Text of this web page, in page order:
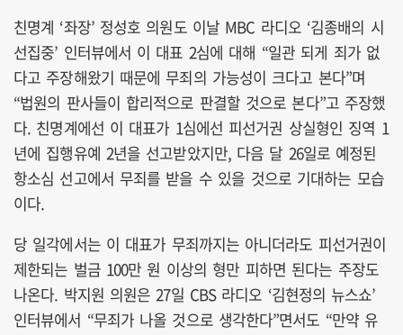
친명계 ‘좌장’ 정성호 의원도 이날 MBC 라디오 ‘김종배의 시
선집중’ 인터뷰에서 이 대표 2심에 대해 “일관 되게 죄가 없
다고 주장해왔기 때문에 무죄의 가능성이 크다고 본다”며
“법원의 판사들이 합리적으로 판결할 것으로 본다”고 주장했
다. 친명계에선 이 대표가 1심에선 피선거권 상실형인 징역 1
년에 집행유예 2년을 선고받았지만, 다음 달 26일로 예정된
항소심 선고에서 무죄를 받을 수 있을 것으로 기대하는 모습
이다.
당 일각에서는 이 대표가 무죄까지는 아니더라도 피선거권이
제한되는 벌금 100만 원 이상의 형만 피하면 된다는 주장도
나온다. 박지원 의원은 27일 CBS 라디오 ‘김현정의 뉴스쇼’
인터뷰에서 “무죄가 나올 것으로 생각한다”면서도 “만약 유